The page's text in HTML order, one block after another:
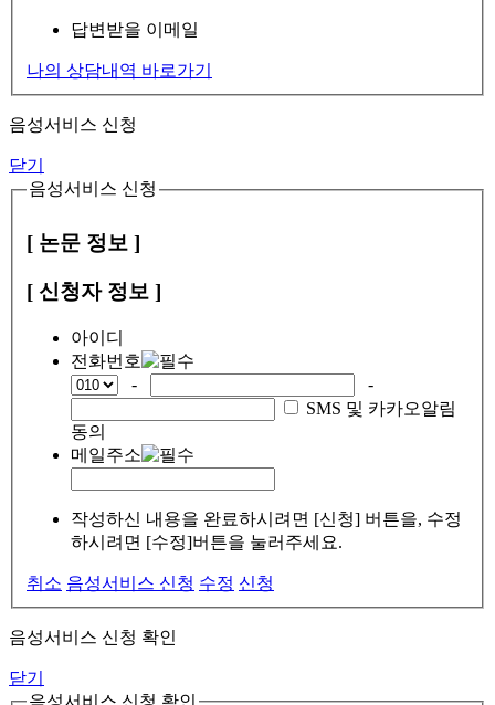
답변받을 이메일
나의 상담내역 바로가기
음성서비스 신청
닫기
음성서비스 신청
[ 논문 정보 ]
[ 신청자 정보 ]
아이디
전화번호
-
-
SMS 및 카카오알림
동의
메일주소
작성하신 내용을 완료하시려면 [신청] 버튼을, 수정
하시려면 [수정]버튼을 눌러주세요.
취소 음성서비스 신청 수정 신청
음성서비스 신청 확인
닫기
음성서비스 신청 확인